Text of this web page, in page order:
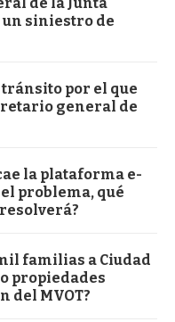
de la Junta
un siniestro de
por el que
general de
la plataforma e-
el problema, qué
familias a Ciudad
propiedades
del MVOT?